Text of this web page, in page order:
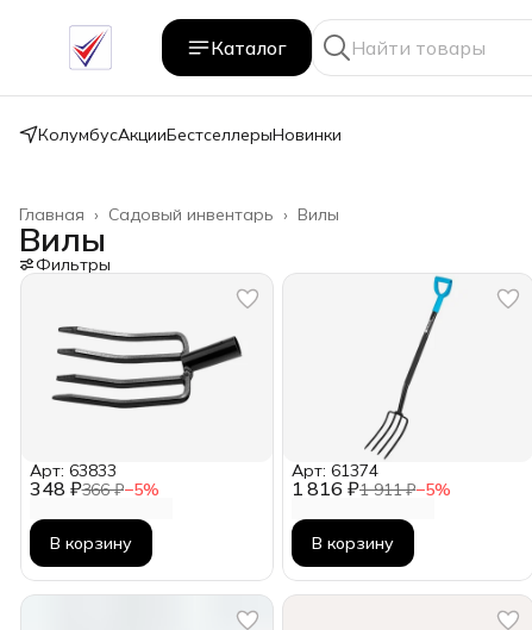
Каталог
КолумбусАкцииБестселлерыНовинки
Вилы
Садовый инвентарь ›
Главная ›
Вилы
Фильтры
348 ₽366 ₽−5%
Арт: 63833
В корзину
1 816 ₽1 911 ₽−5%
Арт: 61374
В корзину